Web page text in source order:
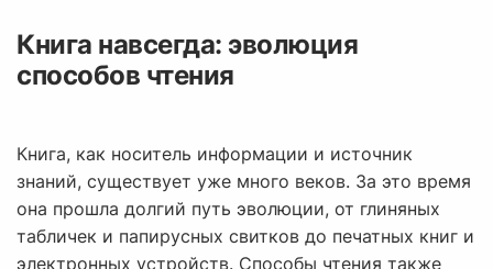
Книга навсегда: эволюция
способов чтения
Книга, как носитель информации и источник
знаний, существует уже много веков. За это время
она прошла долгий путь эволюции, от глиняных
табличек и папирусных свитков до печатных книг и
электронных устройств. Способы чтения также